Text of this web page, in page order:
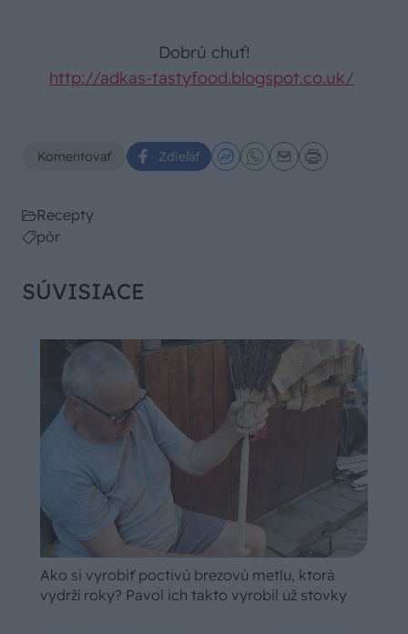
Dobrú chuť!
http://adkas-tastyfood.blogspot.co.uk/
Komentovať Zdieľať
Recepty
pór
SÚVISIACE
Ako si vyrobiť poctivú brezovú metlu, ktorá
vydrží roky? Pavol ich takto vyrobil už stovky